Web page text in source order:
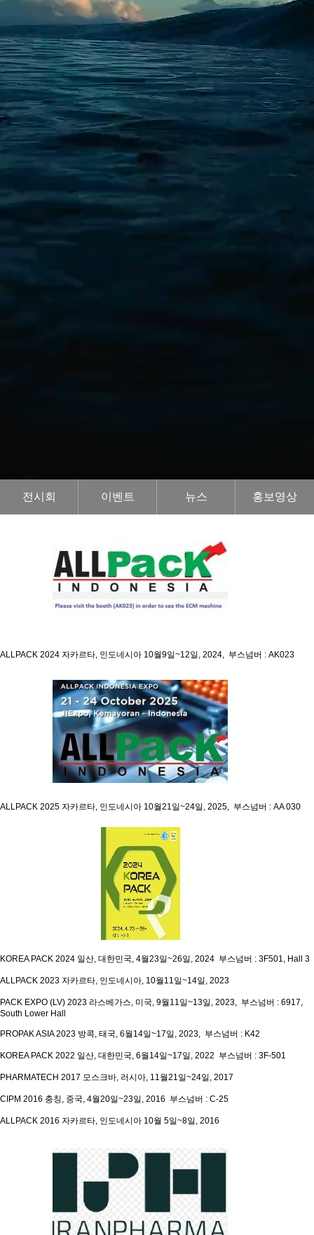
전시회 이벤트 뉴스 홍보영상
Total 25건 1 페이지
ALLPACK 2024 자카르타, 인도네시아 10월9일~12일, 2024, 부스넘버 : AK023
ALLPACK 2025 자카르타, 인도네시아 10월21일~24일, 2025, 부스넘버 : AA 030
KOREA PACK 2024 일산, 대한민국, 4월23일~26일, 2024 부스넘버 : 3F501, Hall 3
ALLPACK 2023 자카르타, 인도네시아, 10월11일~14일, 2023
PACK EXPO (LV) 2023 라스베가스, 미국, 9월11일~13일, 2023, 부스넘버 : 6917,
South Lower Hall
PROPAK ASIA 2023 방콕, 태국, 6월14일~17일, 2023, 부스넘버 : K42
KOREA PACK 2022 일산, 대한민국, 6월14일~17일, 2022 부스넘버 : 3F-501
PHARMATECH 2017 모스크바, 러시아, 11월21일~24일, 2017
CIPM 2016 충칭, 중국, 4월20일~23일, 2016 부스넘버 : C-25
ALLPACK 2016 자카르타, 인도네시아 10월 5일~8일, 2016